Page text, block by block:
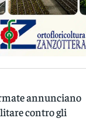
annunciano
contro gli